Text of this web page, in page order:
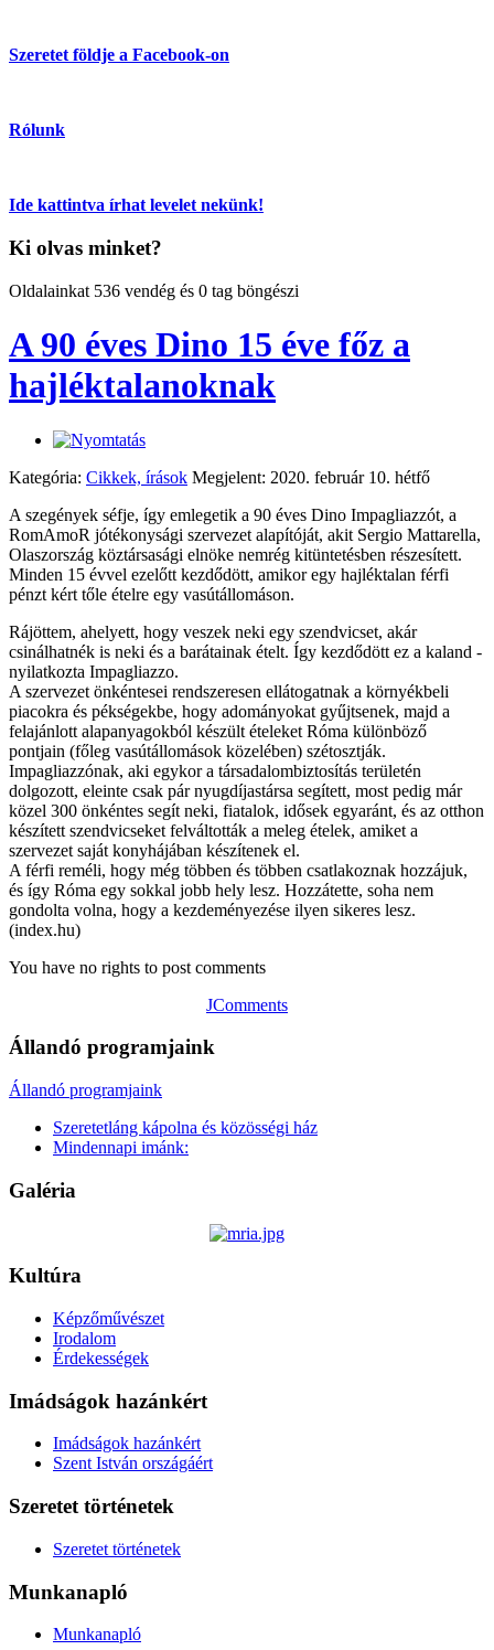
Szeretet földje a Facebook-on
Rólunk
Ide kattintva írhat levelet nekünk!
Ki olvas minket?
Oldalainkat 536 vendég és 0 tag böngészi
A 90 éves Dino 15 éve főz a
hajléktalanoknak
Kategória: Cikkek, írások Megjelent: 2020. február 10. hétfő
A szegények séfje, így emlegetik a 90 éves Dino Impagliazzót, a
RomAmoR jótékonysági szervezet alapítóját, akit Sergio Mattarella,
Olaszország köztársasági elnöke nemrég kitüntetésben részesített.
Minden 15 évvel ezelőtt kezdődött, amikor egy hajléktalan férfi
pénzt kért tőle ételre egy vasútállomáson.
Rájöttem, ahelyett, hogy veszek neki egy szendvicset, akár
csinálhatnék is neki és a barátainak ételt. Így kezdődött ez a kaland -
nyilatkozta Impagliazzo.
A szervezet önkéntesei rendszeresen ellátogatnak a környékbeli
piacokra és pékségekbe, hogy adományokat gyűjtsenek, majd a
felajánlott alapanyagokból készült ételeket Róma különböző
pontjain (főleg vasútállomások közelében) szétosztják.
Impagliazzónak, aki egykor a társadalombiztosítás területén
dolgozott, eleinte csak pár nyugdíjastársa segített, most pedig már
közel 300 önkéntes segít neki, fiatalok, idősek egyaránt, és az otthon
készített szendvicseket felváltották a meleg ételek, amiket a
szervezet saját konyhájában készítenek el.
A férfi reméli, hogy még többen és többen csatlakoznak hozzájuk,
és így Róma egy sokkal jobb hely lesz. Hozzátette, soha nem
gondolta volna, hogy a kezdeményezése ilyen sikeres lesz.
(index.hu)
You have no rights to post comments
JComments
Állandó programjaink
Állandó programjaink
Szeretetláng kápolna és közösségi ház
Mindennapi imánk:
Galéria
Kultúra
Képzőművészet
Irodalom
Érdekességek
Imádságok hazánkért
Imádságok hazánkért
Szent István országáért
Szeretet történetek
Szeretet történetek
Munkanapló
Munkanapló